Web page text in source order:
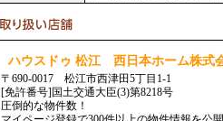
ハウスドゥ 松江 西日本ホーム株式
〒690-0017 松江市西津田5丁目1-1
[免許番号]国土交通大臣(3)第8218号
圧倒的な物件数！